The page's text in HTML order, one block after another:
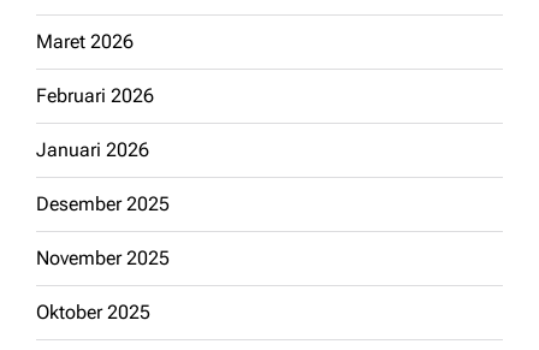
Maret 2026
Februari 2026
Januari 2026
Desember 2025
November 2025
Oktober 2025